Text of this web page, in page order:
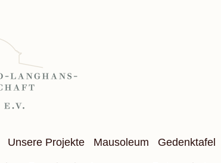
Unsere Projekte Mausoleum Gedenktafel